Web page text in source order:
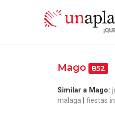
Mago 852
Similar a Mago:
malaga
fiestas